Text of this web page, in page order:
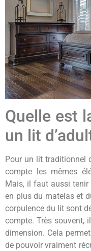
Quelle est
un lit
Pour un lit traditionnel
compte les mêmes
Mais, il faut aussi tenir
en plus du matelas et
corpulence du lit sont
compte. Très souvent,
dimension. Cela
de pouvoir vraiment